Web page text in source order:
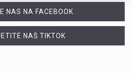
NAS NA FACEBOOK
NAŠ TIKTOK